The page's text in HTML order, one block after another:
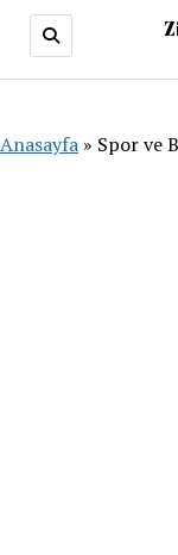
Anasayfa » Spor ve